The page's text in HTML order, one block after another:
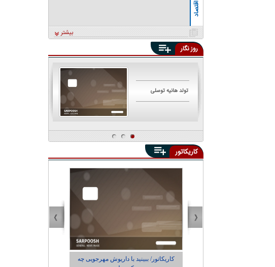
اقتصاد
بیشتر
روز نگار
تولد هانیه توسلی
کاریکاتور
کاریکاتور/ اجاره‌نشین‌ها داریوش مهرجویی را